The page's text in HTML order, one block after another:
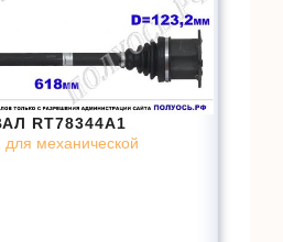
RT78344A1
механической